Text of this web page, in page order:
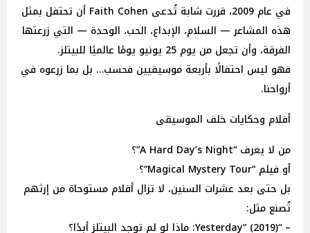
في عام 2009، قررت شابة تُدعى Faith Cohen أن تحتفل بمثل
هذه المشاعر — السلام، الإبداع، الحب، الوحدة — التي زرعتها
الفرقة، وأن تجعل من يوم 25 يونيو يومًا عالميًا للبيتلز.
فهو ليس احتفالًا بأربعة موسيقيين فحسب… بل بما زرعوه في
أرواحنا.
أفلام وحكايات خلف الموسيقى
من لا يعرف “A Hard Day’s Night”؟
أو فيلم “Magical Mystery Tour”؟
بل حتى بعد عشرات السنين، لا تزال أفلام مستوحاة من إرثهم
تُصنع مثل:
‏– “Yesterday” (2019): ماذا لو لم توجد البيتلز أبدًا؟